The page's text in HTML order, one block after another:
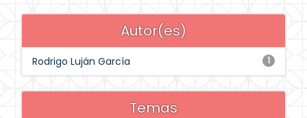
Autor(es)
1
Rodrigo Luján García
Temas